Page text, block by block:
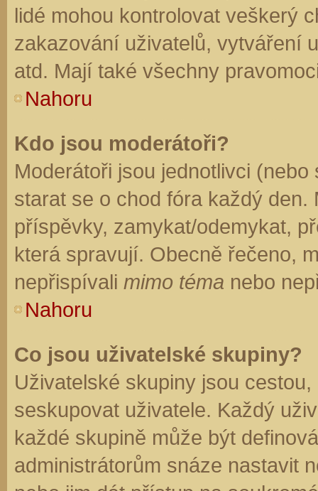
lidé mohou kontrolovat veškerý
zakazování uživatelů, vytváření
atd. Mají také všechny
Nahoru
Kdo jsou moderátoři?
Moderátoři jsou jednotlivci
starat se o chod fóra každý
příspěvky, zamykat/odemykat,
která spravují. Obecně řečeno,
nepřispívali mimo téma nebo
Nahoru
Co jsou uživatelské skupiny?
Uživatelské skupiny jsou
seskupovat uživatele. Každý
každé skupině může být
administrátorům snáze nastavit